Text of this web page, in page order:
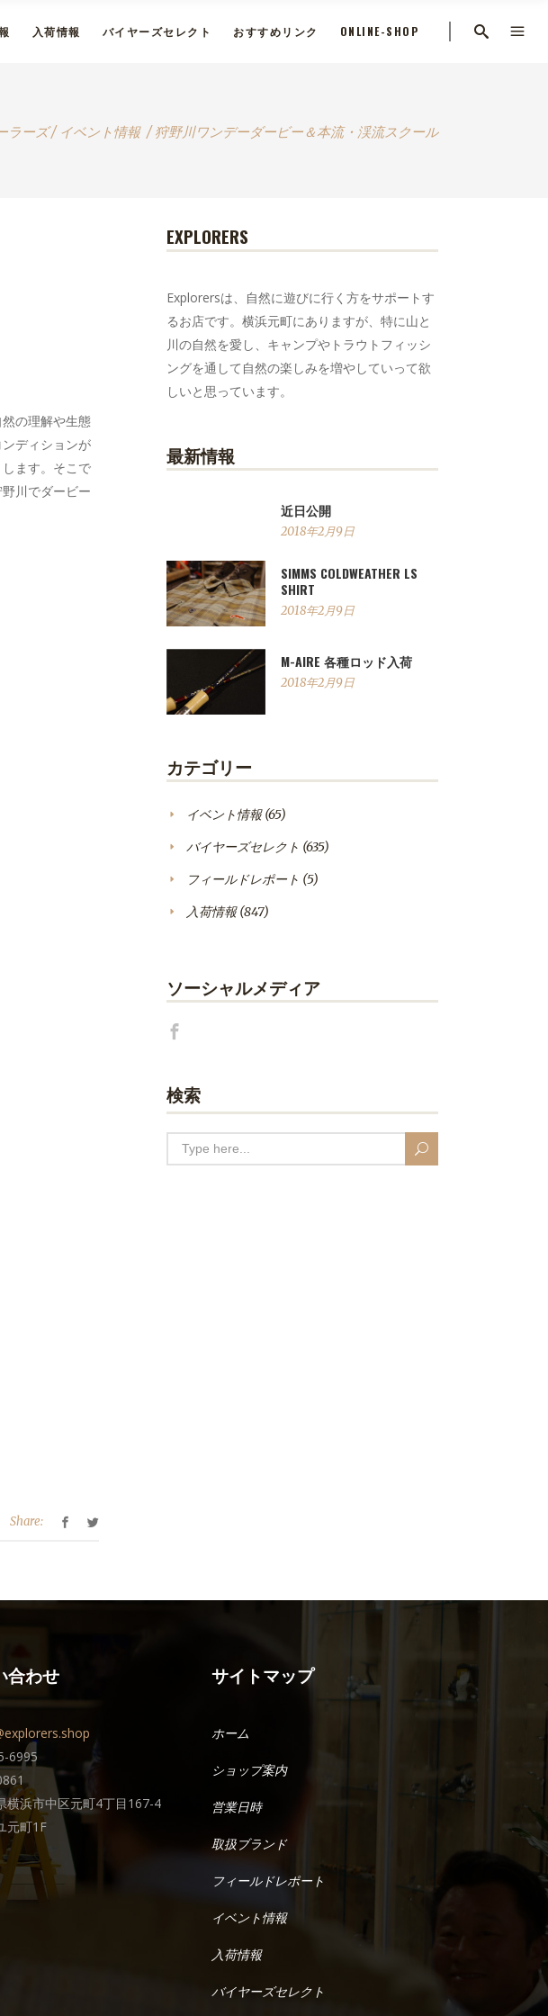
入荷情報 バイヤーズセレクト おすすめリンク ONLINE-SHOP
ラーズ/ イベント情報 /狩野川ワンデーダービー＆本流・渓流スクール
の理解や生態
ディションが
ます。そこで
川でダービー
Share:
EXPLORERS
Explorersは、自然に遊びに行く方をサポートす
るお店です。横浜元町にありますが、特に山と
川の自然を愛し、キャンプやトラウトフィッシ
ングを通して自然の楽しみを増やしていって欲
しいと思っています。
最新情報
近日公開
2018年2月9日
SIMMS COLDWEATHER LS
SHIRT
2018年2月9日
M-AIRE 各種ロッド入荷
2018年2月9日
カテゴリー
イベント情報(65)
バイヤーズセレクト (635)
フィールドレポート (5)
入荷情報(847)
ソーシャルメディア
検索
合わせ
6995
横浜市中区元町4丁目167-4
元町1F
サイトマップ
ホーム
ショップ案内
営業日時
取扱ブランド
フィールドレポート
イベント情報
入荷情報
バイヤーズセレクト